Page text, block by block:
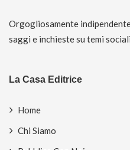
Orgogliosamente
saggi e inchieste su temi
La Casa Editrice
Home
Chi Siamo